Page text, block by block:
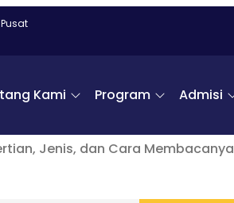
Kami Program Admisi
Jenis, dan Cara Membacanya